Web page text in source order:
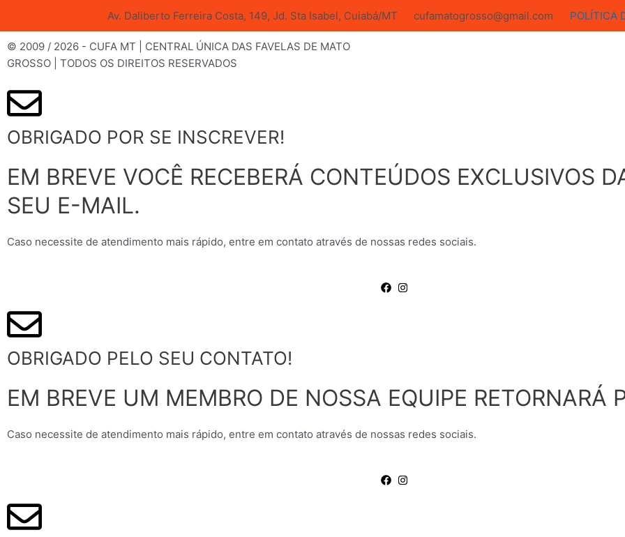
Av. Daliberto Ferreira Costa, 149, Jd. Sta Isabel, Cuiabá/MT cufamatogrosso@gmail.com POLÍTICA
© 2009 / 2026 - CUFA MT | CENTRAL ÚNICA DAS FAVELAS DE MATO
GROSSO | TODOS OS DIREITOS RESERVADOS
OBRIGADO POR SE INSCREVER!
EM BREVE VOCÊ RECEBERÁ CONTEÚDOS EXCLUSIVOS
SEU E-MAIL.
Caso necessite de atendimento mais rápido, entre em contato através de nossas redes sociais.
OBRIGADO PELO SEU CONTATO!
EM BREVE UM MEMBRO DE NOSSA EQUIPE RETORNARÁ
Caso necessite de atendimento mais rápido, entre em contato através de nossas redes sociais.